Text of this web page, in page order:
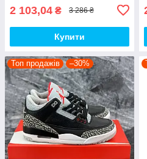
2 103,04 ₴ 3 286 ₴
Купити
Топ продажів –30%